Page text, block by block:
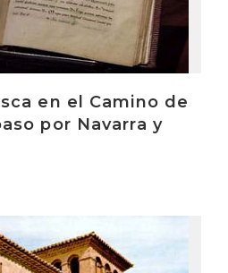
en el Camino de
por Navarra y